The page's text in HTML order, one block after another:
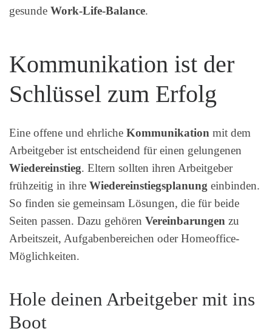
gesunde Work-Life-Balance.
Kommunikation ist der
Schlüssel zum Erfolg
Eine offene und ehrliche Kommunikation mit dem
Arbeitgeber ist entscheidend für einen gelungenen
Wiedereinstieg. Eltern sollten ihren Arbeitgeber
frühzeitig in ihre Wiedereinstiegsplanung einbinden.
So finden sie gemeinsam Lösungen, die für beide
Seiten passen. Dazu gehören Vereinbarungen zu
Arbeitszeit, Aufgabenbereichen oder Homeoffice-
Möglichkeiten.
Hole deinen Arbeitgeber mit ins
Boot